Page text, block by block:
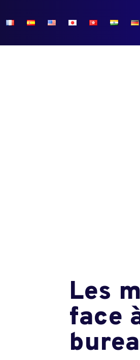
Les
face